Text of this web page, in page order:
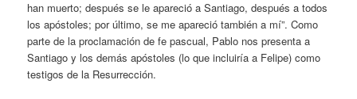
han muerto; después se le apareció a Santiago, después a todos
los apóstoles; por último, se me apareció también a mí”. Como
parte de la proclamación de fe pascual, Pablo nos presenta a
Santiago y los demás apóstoles (lo que incluiría a Felipe) como
testigos de la Resurrección.